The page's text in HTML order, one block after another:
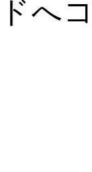
へ